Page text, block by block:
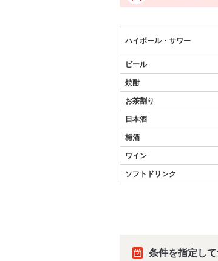
ハイボール・サワー
ビール
焼酎
お茶割り
日本酒
梅酒
ワイン
ソフトドリンク
条件を指定し